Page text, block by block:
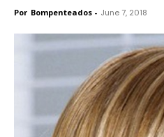
Por Bompenteados - June 7, 2018